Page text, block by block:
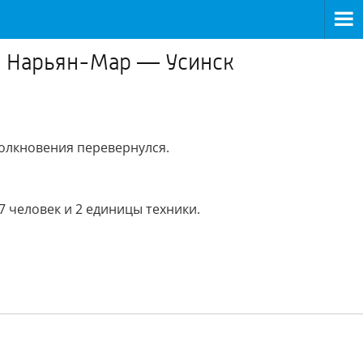
Нарьян-Мар — Усинск
перевернулся.
и 2 единицы техники.